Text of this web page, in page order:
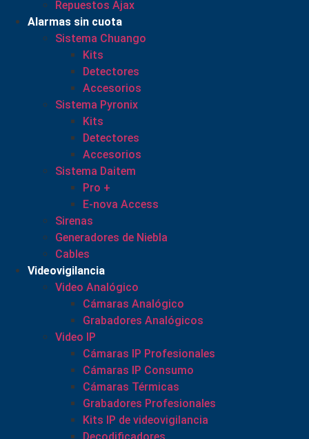
Repuestos Ajax
Alarmas sin cuota
Sistema Chuango
Kits
Detectores
Accesorios
Sistema Pyronix
Kits
Detectores
Accesorios
Sistema Daitem
Pro +
E-nova Access
Sirenas
Generadores de Niebla
Cables
Videovigilancia
Video Analógico
Cámaras Analógico
Grabadores Analógicos
Video IP
Cámaras IP Profesionales
Cámaras IP Consumo
Cámaras Térmicas
Grabadores Profesionales
Kits IP de videovigilancia